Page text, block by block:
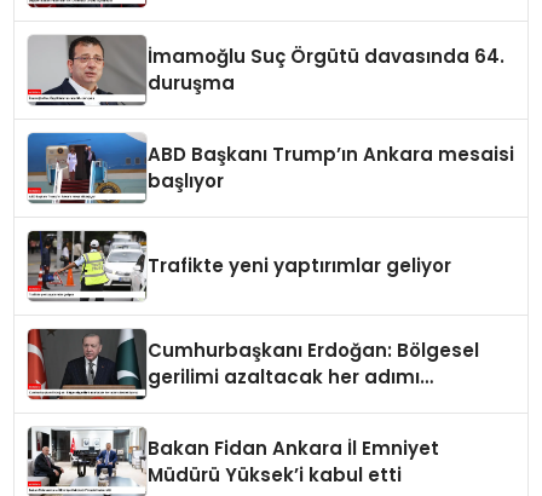
İmamoğlu Suç Örgütü davasında 64.
duruşma
ABD Başkanı Trump’ın Ankara mesaisi
başlıyor
Trafikte yeni yaptırımlar geliyor
Cumhurbaşkanı Erdoğan: Bölgesel
gerilimi azaltacak her adımı
Bakan Fidan Ankara İl Emniyet
Müdürü Yüksek’i kabul etti